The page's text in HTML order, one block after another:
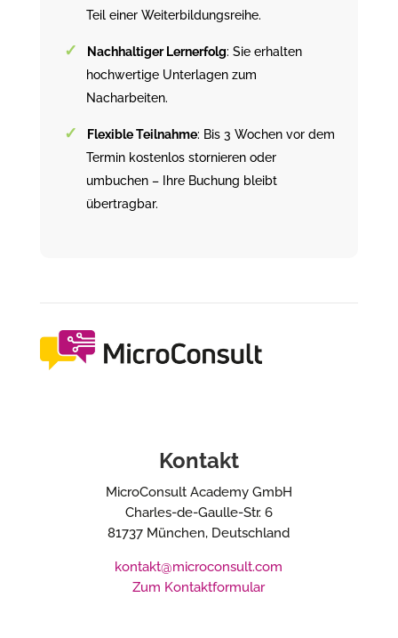
Teil einer Weiterbildungsreihe.
Nachhaltiger Lernerfolg: Sie erhalten
hochwertige Unterlagen zum
Nacharbeiten.
Flexible Teilnahme: Bis 3 Wochen vor dem
Termin kostenlos stornieren oder
umbuchen – Ihre Buchung bleibt
übertragbar.
Kontakt
MicroConsult Academy GmbH
Charles-de-Gaulle-Str. 6
81737 München, Deutschland
kontakt@microconsult.com
Zum Kontaktformular